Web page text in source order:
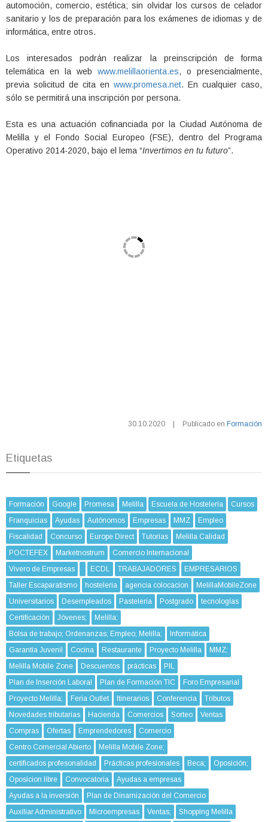
automoción, comercio, estética; sin olvidar los cursos de celador
sanitario y los de preparación para los exámenes de idiomas y de
informática, entre otros.
Los interesados podrán realizar la preinscripción de forma
telemática en la web www.melillaorienta.es, o presencialmente,
previa solicitud de cita en www.promesa.net. En cualquier caso,
sólo se permitirá una inscripción por persona.
Esta es una actuación cofinanciada por la Ciudad Autónoma de
Melilla y el Fondo Social Europeo (FSE), dentro del Programa
Operativo 2014-2020, bajo el lema “Invertimos en tu futuro”.
30.10.2020 Publicado en Formación
Etiquetas
Formación Google Promesa Melilla Escuela de Hostelería
Cursos
Franquicias
Ayudas Autónomos Empresas MMZ
Empleo
Fiscalidad
Concurso Europe Direct Tutorías
Melilla Calidad
POCTEFEX
Marketnostrum
Comercio Internacional
Vivero de Empresas
ECDL TRABAJADORES
EMPRESARIOS
Taller Escaparatismo
hosteleria agencia colocacion
MelillaMobileZone
Universitarios
Desempleados Pastelería Postgrado
tecnologías
Certificación
Jóvenes;
Melilla;
Bolsa de trabajo; Ordenanzas; Empleo; Melilla;
Informática
Garantía Juvenil
Cocina Restaurante Proyecto Melilla
MMZ;
Melilla Mobile Zone
Descuentos prácticas
PIL
Plan de Inserción Laboral
Plan de Formación TIC
Foro Empresarial
Proyecto Melilla;
Feria Outlet Itinerarios Conferencia
Tributos
Novedades tributarias
Hacienda Comercios Sorteo
Ventas
Compras
Ofertas Emprendedores
Comercio
Centro Comercial Abierto
Melilla Mobile Zone;
certificados profesonalidad
Prácticas profesionales Beca;
Oposición;
Oposicion libre
Convocatoria
Ayudas a empresas
Ayudas a la inversión
Plan de Dinamización del Comercio
Auxiliar Administrativo
Microempresas Ventas;
Shopping Melilla